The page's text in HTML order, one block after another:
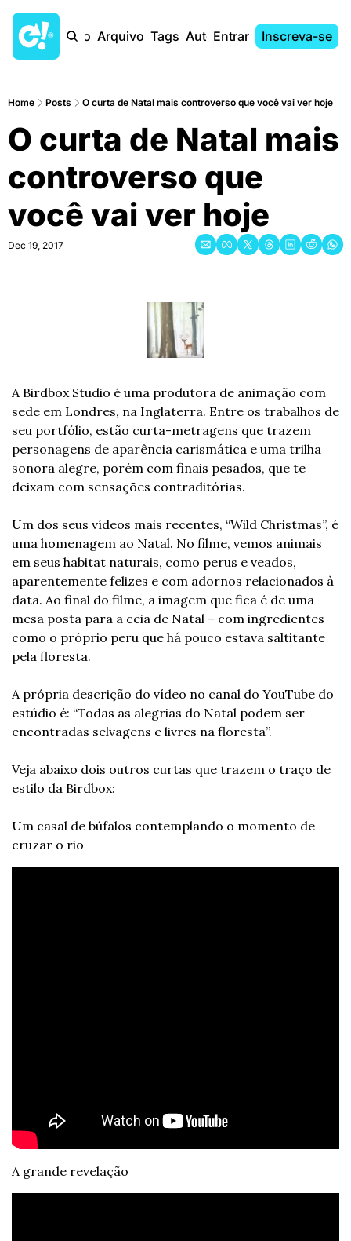
Início Arquivo Tags AutoresEntrar Inscreva-se
Home Posts O curta de Natal mais controverso que você vai ver hoje
O curta de Natal mais
controverso que
você vai ver hoje
Dec 19, 2017
A Birdbox Studio é uma produtora de animação com
sede em Londres, na Inglaterra. Entre os trabalhos de
seu portfólio, estão curta-metragens que trazem
personagens de aparência carismática e uma trilha
sonora alegre, porém com finais pesados, que te
deixam com sensações contraditórias.
Um dos seus vídeos mais recentes, “Wild Christmas”, é
uma homenagem ao Natal. No filme, vemos animais
em seus habitat naturais, como perus e veados,
aparentemente felizes e com adornos relacionados à
data. Ao final do filme, a imagem que fica é de uma
mesa posta para a ceia de Natal – com ingredientes
como o próprio peru que há pouco estava saltitante
pela floresta.
A própria descrição do vídeo no canal do YouTube do
estúdio é: “Todas as alegrias do Natal podem ser
encontradas selvagens e livres na floresta”.
Veja abaixo dois outros curtas que trazem o traço de
estilo da Birdbox:
Um casal de búfalos contemplando o momento de
cruzar o rio
A grande revelação